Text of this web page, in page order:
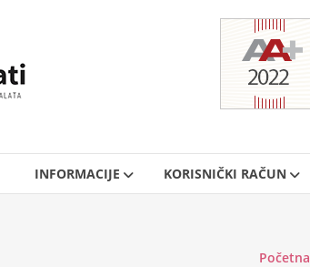
INFORMACIJE KORISNIČKI RAČUN
Početna